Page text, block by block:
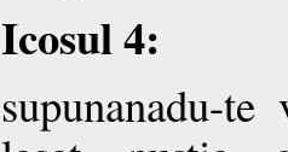
Icosul 4:
supunanadu-